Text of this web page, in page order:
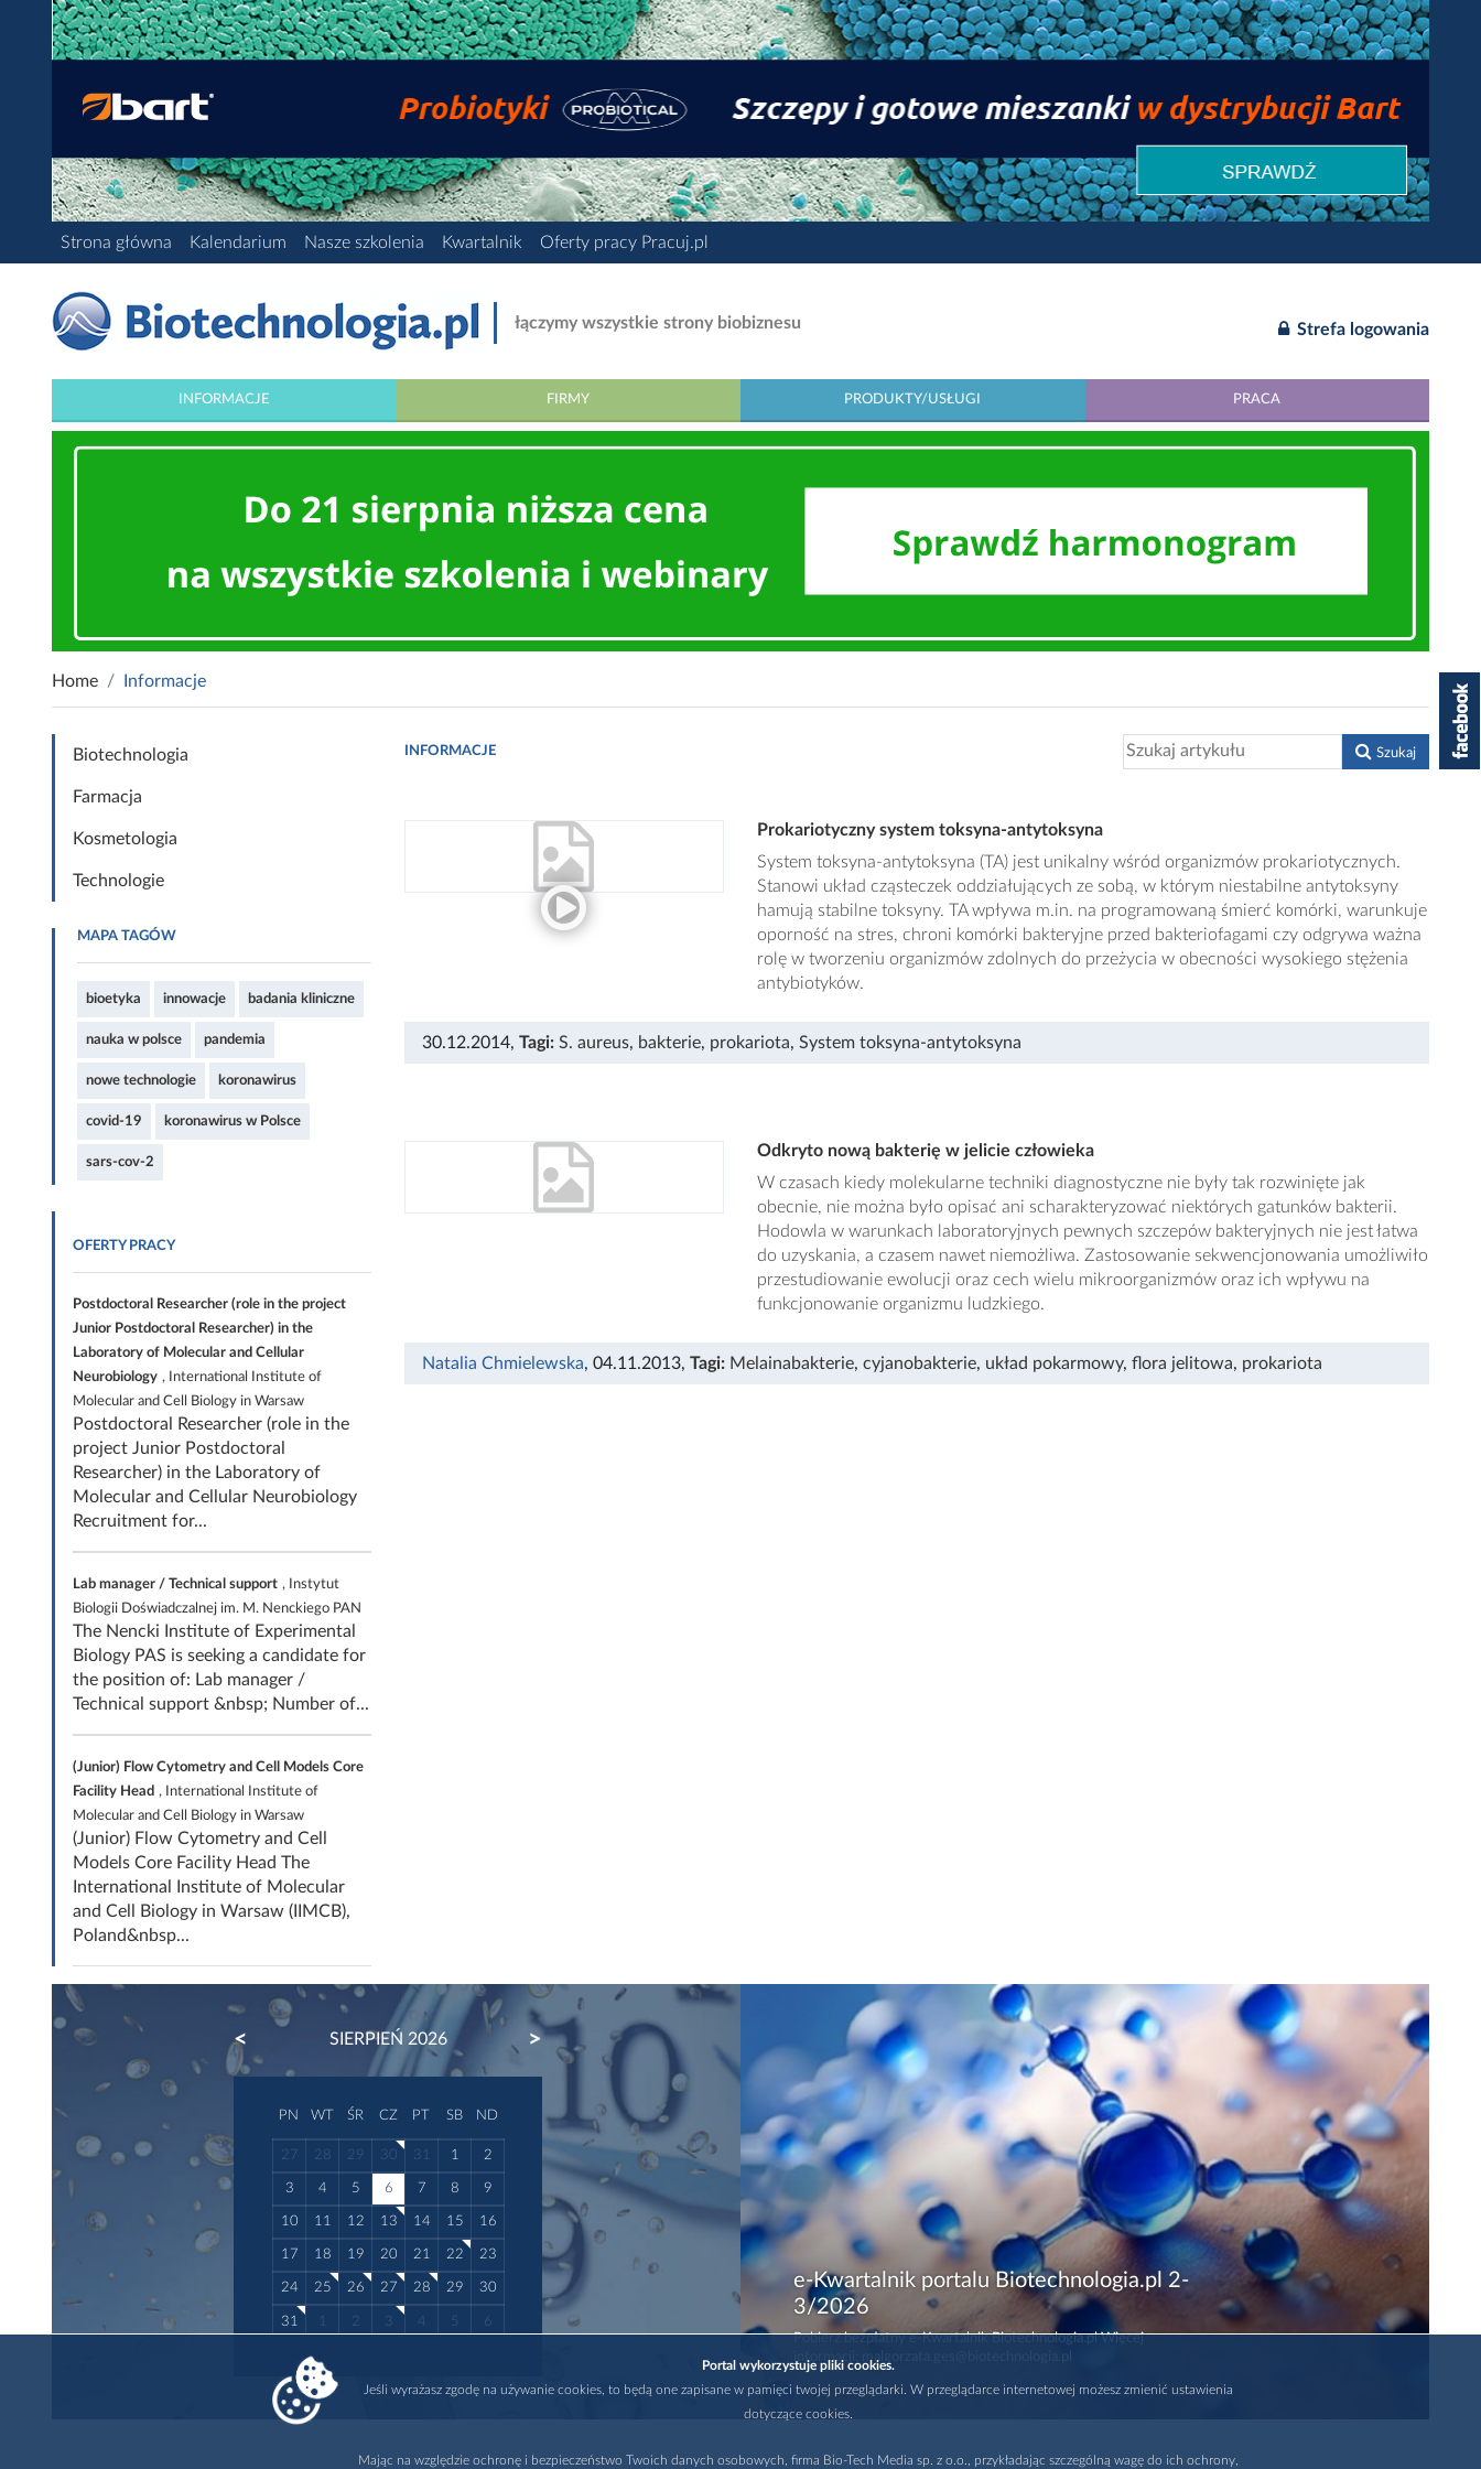
Strona główna Kalendarium Nasze szkolenia Kwartalnik Oferty pracy Pracuj.pl
łączymy wszystkie strony biobiznesu Strefa logowania
INFORMACJE FIRMY PRODUKTY/USŁUGI PRACA
Home Informacje
Biotechnologia
Farmacja
Kosmetologia
Technologie
MAPA TAGÓW
bioetyka innowacje badania kliniczne
nauka w polsce pandemia
nowe technologie koronawirus
covid-19 koronawirus w Polsce
sars-cov-2
OFERTY PRACY
Postdoctoral Researcher (role in the project
Junior Postdoctoral Researcher) in the
Laboratory of Molecular and Cellular
Neurobiology , International Institute of
Molecular and Cell Biology in Warsaw
Postdoctoral Researcher (role in the
project Junior Postdoctoral
Researcher) in the Laboratory of
Molecular and Cellular Neurobiology
Recruitment for...
Lab manager / Technical support , Instytut
Biologii Doświadczalnej im. M. Nenckiego PAN
The Nencki Institute of Experimental
Biology PAS is seeking a candidate for
the position of: Lab manager /
Technical support &nbsp; Number of...
(Junior) Flow Cytometry and Cell Models Core
Facility Head , International Institute of
Molecular and Cell Biology in Warsaw
(Junior) Flow Cytometry and Cell
Models Core Facility Head The
International Institute of Molecular
and Cell Biology in Warsaw (IIMCB),
Poland&nbsp...
INFORMACJE Szukaj
Prokariotyczny system toksyna-antytoksyna
System toksyna-antytoksyna (TA) jest unikalny wśród organizmów prokariotycznych.
Stanowi układ cząsteczek oddziałujących ze sobą, w którym niestabilne antytoksyny
hamują stabilne toksyny. TA wpływa m.in. na programowaną śmierć komórki, warunkuje
oporność na stres, chroni komórki bakteryjne przed bakteriofagami czy odgrywa ważna
rolę w tworzeniu organizmów zdolnych do przeżycia w obecności wysokiego stężenia
antybiotyków.
30.12.2014, Tagi: S. aureus, bakterie, prokariota, System toksyna-antytoksyna
Odkryto nową bakterię w jelicie człowieka
W czasach kiedy molekularne techniki diagnostyczne nie były tak rozwinięte jak
obecnie, nie można było opisać ani scharakteryzować niektórych gatunków bakterii.
Hodowla w warunkach laboratoryjnych pewnych szczepów bakteryjnych nie jest łatwa
do uzyskania, a czasem nawet niemożliwa. Zastosowanie sekwencjonowania umożliwiło
przestudiowanie ewolucji oraz cech wielu mikroorganizmów oraz ich wpływu na
funkcjonowanie organizmu ludzkiego.
Natalia Chmielewska, 04.11.2013, Tagi: Melainabakterie, cyjanobakterie, układ pokarmowy, flora jelitowa, prokariota
SIERPIEŃ 2026
PREVIOUS NEXT
PN WT ŚR CZ PT SB ND
27 28 29 30 31 1 2
3 4 5 6 7 8 9
10 11 12 13 14 15 16
17 18 19 20 21 22 23
24 25 26 27 28 29 30
31 1 2 3 4 5 6
e-Kwartalnik portalu Biotechnologia.pl 2-
3/2026
Pobierz bezpłatny e-Kwartalnik Biotechnologia.pl Więcej
Portal wykorzystuje pliki cookies.
Jeśli wyrażasz zgodę na używanie cookies, to będą one zapisane w pamięci twojej przeglądarki. W przeglądarce internetowej możesz zmienić ustawienia
dotyczące cookies.
Mając na względzie ochronę i bezpieczeństwo Twoich danych osobowych, firma Bio-Tech Media sp. z o.o., przykładając szczególną wagę do ich ochrony,